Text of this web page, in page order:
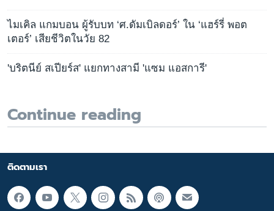
ไมเคิล แกมบอน ผู้รับบท ‘ศ.ดัมเบิลดอร์’ ใน ‘แฮร์รี่ พอต
เตอร์’ เสียชีวิตในวัย 82
'บริตนีย์ สเปียร์ส' แยกทางสามี 'แซม แอสการี'
Continue reading
ติดตามเรา